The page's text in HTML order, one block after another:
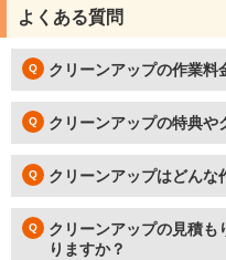
よくある質問
クリーンアップの作業料
クリーンアップの特典や
クリーンアップはどんな
クリーンアップの見積も
りますか？